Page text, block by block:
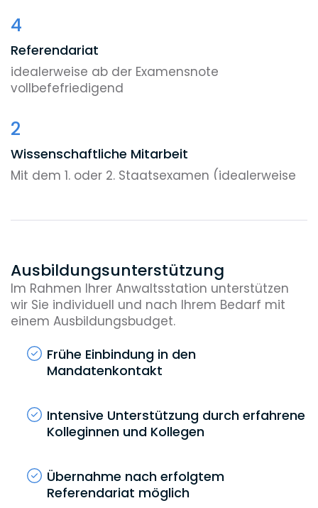
4
Referendariat
idealerweise ab der Examensnote
vollbefefriedigend
2
Wissenschaftliche Mitarbeit
Mit dem 1. oder 2. Staatsexamen (idealerweise
für Jura-Studierende ab den
Zwischenprüfungen
Ausbildungsunterstützung
Im Rahmen Ihrer Anwaltsstation unterstützen
wir Sie individuell und nach Ihrem Bedarf mit
einem Ausbildungsbudget.
Frühe Einbindung in den
Mandatenkontakt
Intensive Unterstützung durch erfahrene
Kolleginnen und Kollegen
Übernahme nach erfolgtem
Referendariat möglich